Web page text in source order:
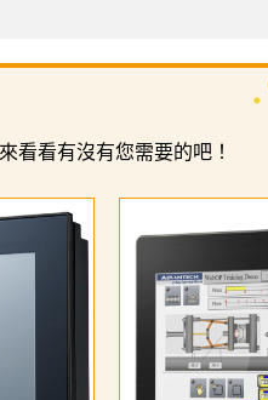
看看有沒有您需要的吧！